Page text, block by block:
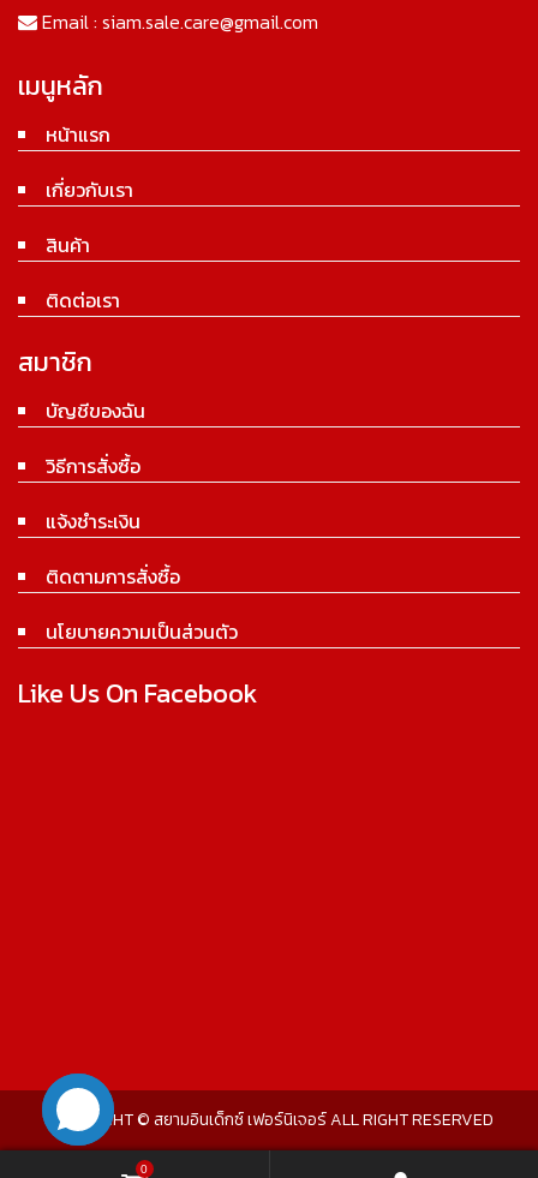
Email : siam.sale.care@gmail.com
เมนูหลัก
หน้าแรก
เกี่ยวกับเรา
สินค้า
ติดต่อเรา
สมาชิก
บัญชีของฉัน
วิธีการสั่งซื้อ
แจ้งชำระเงิน
ติดตามการสั่งซื้อ
นโยบายความเป็นส่วนตัว
Like Us On Facebook
COPYRIGHT © สยามอินเด็กซ์ เฟอร์นิเจอร์ ALL RIGHT RESERVED
0